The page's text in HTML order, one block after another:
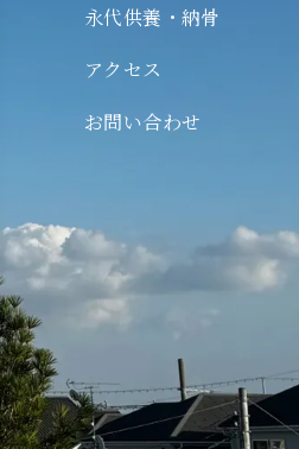
永代供養・納骨
アクセス
お問い合わせ